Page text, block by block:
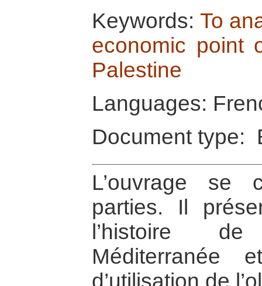
Keywords: To
economic point
Palestine
Languages:
Document type:
L’ouvrage se
parties. Il
l’histoire
Méditerranée
d’utilisation de